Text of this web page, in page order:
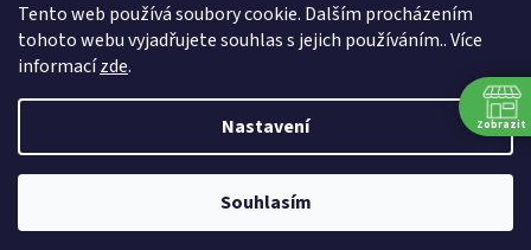
Tento web používá soubory cookie. Dalším procházením
tohoto webu vyjadřujete souhlas s jejich používáním.. Více
informacízde.
Nastavení
Souhlasím
Otevírací doba prodejny: PO - PÁ 10:00 - 18:00
Vytvořil Shoptet
Copyright 2026CRAZY STORE. Všechna práva vyhrazena.
Zobrazit